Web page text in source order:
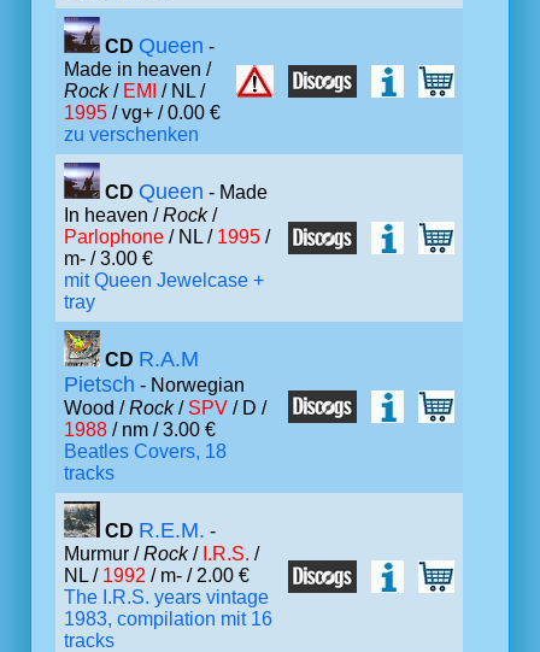
CD Queen -
Made in heaven /
Rock/ EMI / NL /
1995 / vg+ / 0.00 €
zu verschenken
CD Queen - Made
In heaven /Rock/
Parlophone / NL / 1995 /
m- / 3.00 €
mit Queen Jewelcase +
tray
CD R.A.M
Pietsch - Norwegian
Wood /Rock/ SPV / D /
1988 / nm / 3.00 €
Beatles Covers, 18
tracks
CD R.E.M. -
Murmur /Rock/ I.R.S. /
NL / 1992 / m- / 2.00 €
The I.R.S. years vintage
1983, compilation mit 16
tracks